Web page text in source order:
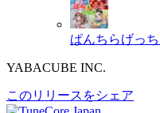
ぱんちらげっち
YABACUBE INC.
このリリースをシェア